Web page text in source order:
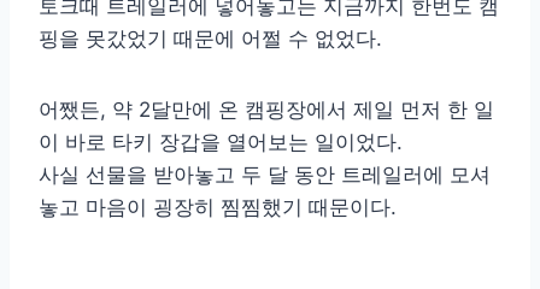
토크때 트레일러에 넣어놓고는 지금까지 한번도 캠
핑을 못갔었기 때문에 어쩔 수 없었다.
어쨌든, 약 2달만에 온 캠핑장에서 제일 먼저 한 일
이 바로 타키 장갑을 열어보는 일이었다.
사실 선물을 받아놓고 두 달 동안 트레일러에 모셔
놓고 마음이 굉장히 찜찜했기 때문이다.